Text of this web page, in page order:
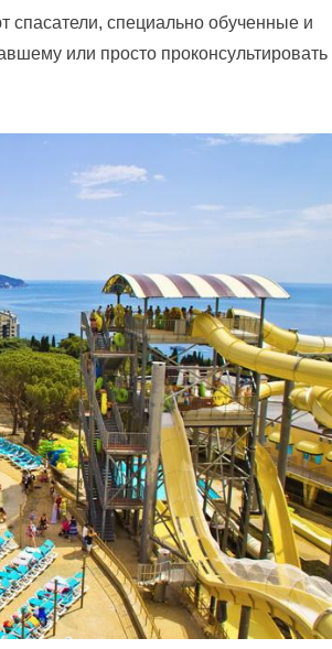
спасатели, специально обученные и
или просто проконсультировать